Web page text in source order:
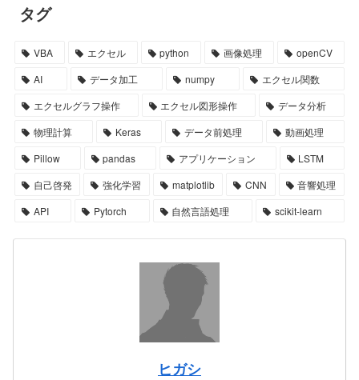
タグ
VBA エクセル python 画像処理
openCV
AI
データ加工 numpy
エクセル関数
エクセルグラフ操作
エクセル図形操作
データ分析
物理計算
Keras データ前処理
動画処理
Pillow
pandas アプリケーション
LSTM
自己啓発
強化学習 matplotlib CNN
音響処理
API
Pytorch 自然言語処理 scikit-learn
ヒガシ